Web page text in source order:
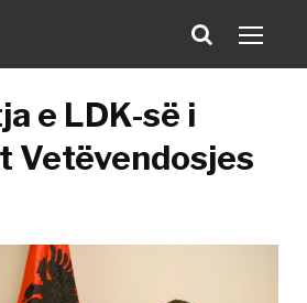
e LDK-së i
Vetëvendosjes